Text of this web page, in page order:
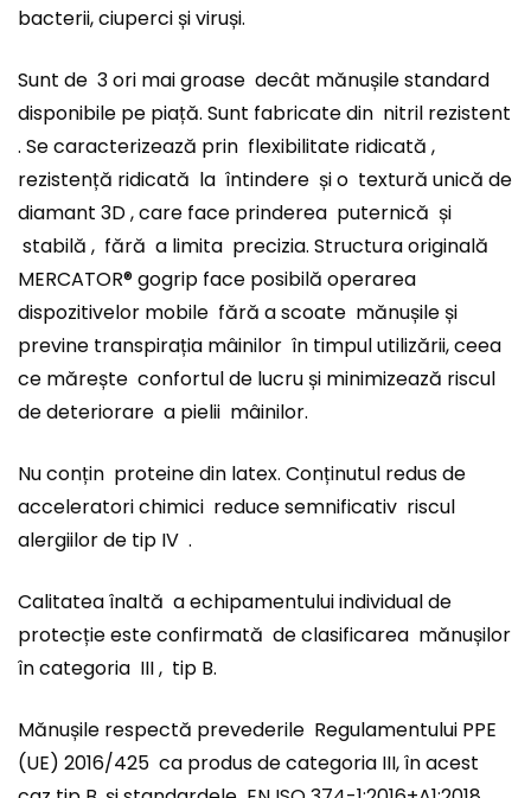
bacterii, ciuperci și viruși.
Sunt de 3 ori mai groase decât mănușile standard
disponibile pe piață. Sunt fabricate din nitril rezistent
. Se caracterizează prin flexibilitate ridicată ,
rezistență ridicată la întindere și o textură unică de
diamant 3D , care face prinderea puternică și
stabilă , fără a limita precizia. Structura originală
MERCATOR® gogrip face posibilă operarea
dispozitivelor mobile fără a scoate mănușile și
previne transpirația mâinilor în timpul utilizării, ceea
ce mărește confortul de lucru și minimizează riscul
de deteriorare a pielii mâinilor.
Nu conțin proteine din latex. Conținutul redus de
acceleratori chimici reduce semnificativ riscul
alergiilor de tip IV .
Calitatea înaltă a echipamentului individual de
protecție este confirmată de clasificarea mănușilor
în categoria III , tip B.
Mănușile respectă prevederile Regulamentului PPE
(UE) 2016/425 ca produs de categoria III, în acest